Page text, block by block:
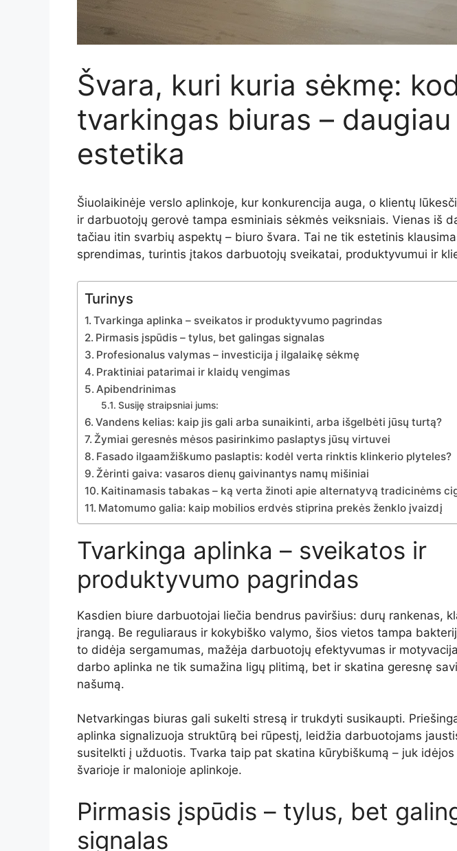
Švara, kuri kuria sėkmę:
tvarkingas biuras – daugiau
estetika
Šiuolaikinėje verslo aplinkoje, kur konkurencija auga, o klientų
ir darbuotojų gerovė tampa esminiais sėkmės veiksniais. Vienas iš
tačiau itin svarbių aspektų – biuro švara. Tai ne tik estetinis
sprendimas, turintis įtakos darbuotojų sveikatai, produktyvumui ir
Turinys
Tvarkinga aplinka – sveikatos ir produktyvumo pagrindas
Pirmasis įspūdis – tylus, bet galingas signalas
Profesionalus valymas – investicija į ilgalaikę sėkmę
Praktiniai patarimai ir klaidų vengimas
Apibendrinimas
Susiję straipsniai jums:
Vandens kelias: kaip jis gali arba sunaikinti, arba išgelbėti jūsų turtą?
Žymiai geresnės mėsos pasirinkimo paslaptys jūsų virtuvei
Fasado ilgaamžiškumo paslaptis: kodėl verta rinktis klinkerio plyteles?
Žėrinti gaiva: vasaros dienų gaivinantys namų mišiniai
Kaitinamasis tabakas – ką verta žinoti apie alternatyvą tradicinėms
Matomumo galia: kaip mobilios erdvės stiprina prekės ženklo įvaizdį
Tvarkinga aplinka – sveikatos ir
produktyvumo pagrindas
Kasdien biure darbuotojai liečia bendrus paviršius: durų rankenas,
įrangą. Be reguliaraus ir kokybiško valymo, šios vietos tampa
to didėja sergamumas, mažėja darbuotojų efektyvumas ir
darbo aplinka ne tik sumažina ligų plitimą, bet ir skatina geresnę
našumą.
Netvarkingas biuras gali sukelti stresą ir trukdyti susikaupti.
aplinka signalizuoja struktūrą bei rūpestį, leidžia darbuotojams
susitelkti į užduotis. Tvarka taip pat skatina kūrybiškumą – juk idėjos
švarioje ir malonioje aplinkoje.
Pirmasis įspūdis – tylus, bet
signalas